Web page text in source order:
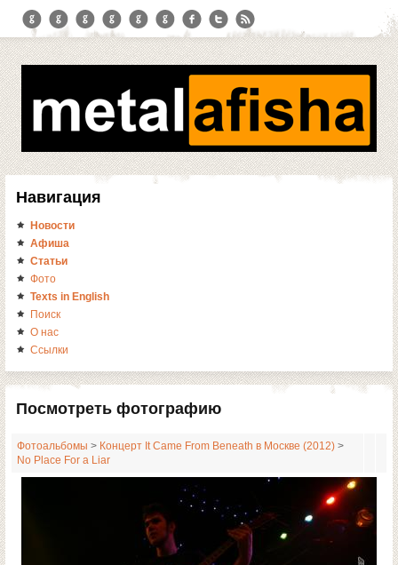
Навигация
Новости
Афиша
Статьи
Фото
Texts in English
Поиск
О нас
Ссылки
Посмотреть фотографию
Фотоальбомы > Концерт It Came From Beneath в Москве (2012) >
No Place For a Liar